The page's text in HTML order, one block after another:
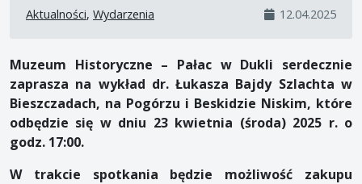
Aktualności, Wydarzenia 12.04.2025
Muzeum Historyczne – Pałac w Dukli serdecznie
zaprasza na wykład dr. Łukasza Bajdy Szlachta w
Bieszczadach, na Pogórzu i Beskidzie Niskim, które
odbędzie się w dniu 23 kwietnia (środa) 2025 r. o
godz. 17:00.
W trakcie spotkania będzie możliwość zakupu